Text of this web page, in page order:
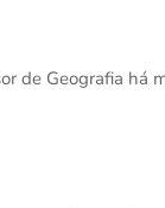
de Geografia há